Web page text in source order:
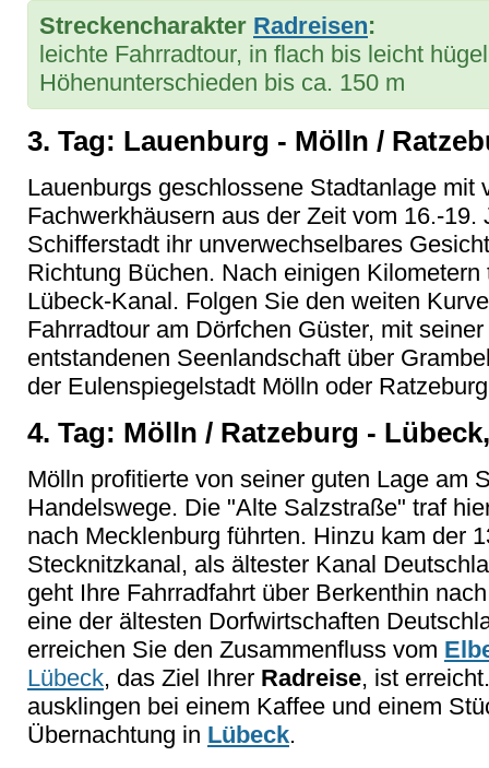
Streckencharakter Radreisen:
leichte Fahrradtour, in flach bis leicht
Höhenunterschieden bis ca. 150 m
3. Tag: Lauenburg - Mölln /
Lauenburgs geschlossene Stadtanlage mit
Fachwerkhäusern aus der Zeit vom 16.-19.
Schifferstadt ihr unverwechselbares
Richtung Büchen. Nach einigen
Lübeck-Kanal. Folgen Sie den weiten
Fahrradtour am Dörfchen Güster, mit
entstandenen Seenlandschaft über
der Eulenspiegelstadt Mölln oder
4. Tag: Mölln / Ratzeburg -
Mölln profitierte von seiner guten Lage am
Handelswege. Die "Alte Salzstraße" traf
nach Mecklenburg führten. Hinzu kam der
Stecknitzkanal, als ältester Kanal
geht Ihre Fahrradfahrt über Berkenthin
eine der ältesten Dorfwirtschaften
erreichen Sie den Zusammenfluss vom
Lübeck, das Ziel Ihrer Radreise, ist
ausklingen bei einem Kaffee und einem
Übernachtung in Lübeck.